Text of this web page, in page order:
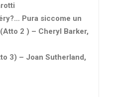
Pura siccome un
2 ) – Cheryl Barker,
3) – Joan Sutherland,